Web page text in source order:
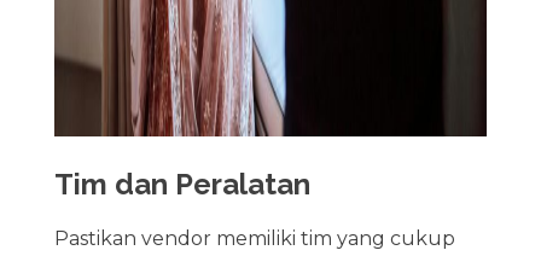
Tim dan Peralatan
Pastikan vendor memiliki tim yang cukup